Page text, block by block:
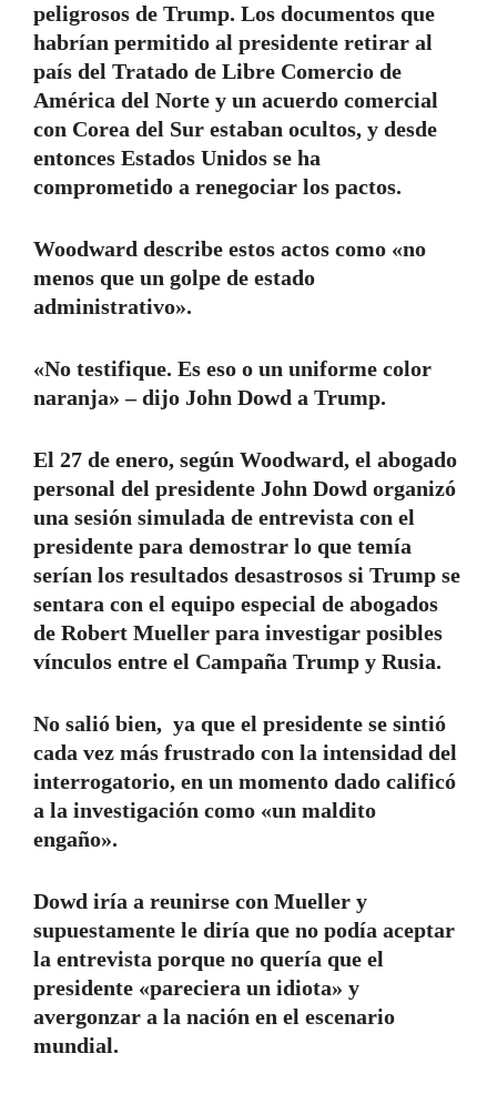
peligrosos de Trump. Los documentos que
habrían permitido al presidente retirar al
país del Tratado de Libre Comercio de
América del Norte y un acuerdo comercial
con Corea del Sur estaban ocultos, y desde
entonces Estados Unidos se ha
comprometido a renegociar los pactos.
Woodward describe estos actos como «no
menos que un golpe de estado
administrativo».
«No testifique. Es eso o un uniforme color
naranja» – dijo John Dowd a Trump.
El 27 de enero, según Woodward, el abogado
personal del presidente John Dowd organizó
una sesión simulada de entrevista con el
presidente para demostrar lo que temía
serían los resultados desastrosos si Trump se
sentara con el equipo especial de abogados
de Robert Mueller para investigar posibles
vínculos entre el Campaña Trump y Rusia.
No salió bien, ya que el presidente se sintió
cada vez más frustrado con la intensidad del
interrogatorio, en un momento dado calificó
a la investigación como «un maldito
engaño».
Dowd iría a reunirse con Mueller y
supuestamente le diría que no podía aceptar
la entrevista porque no quería que el
presidente «pareciera un idiota» y
avergonzar a la nación en el escenario
mundial.